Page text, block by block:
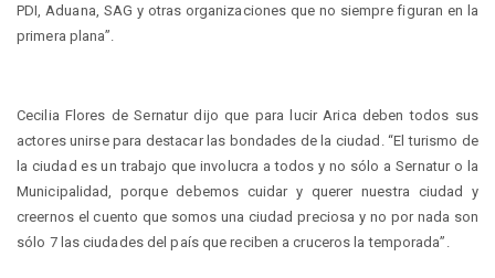
PDI, Aduana, SAG y otras organizaciones que no siempre figuran en la
primera plana”.
Cecilia Flores de Sernatur dijo que para lucir Arica deben todos sus
actores unirse para destacar las bondades de la ciudad. “El turismo de
la ciudad es un trabajo que involucra a todos y no sólo a Sernatur o la
Municipalidad, porque debemos cuidar y querer nuestra ciudad y
creernos el cuento que somos una ciudad preciosa y no por nada son
sólo 7 las ciudades del país que reciben a cruceros la temporada”.